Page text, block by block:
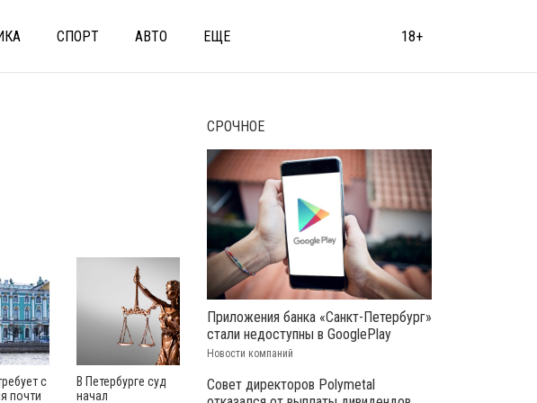
СПОРТ АВТО ЕЩЕ 18+
с
почти
В Петербурге суд
начал
СРОЧНОЕ
Приложения банка «Санкт-Петербург»
стали недоступны в GooglePlay
Новости компаний
Совет директоров Polymetal